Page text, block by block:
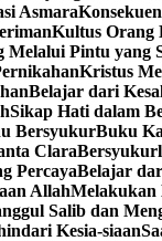
Asmara
Kultus Orang
Melalui Pintu yang
Kristus
Belajar dari
Sikap Hati dalam
BersyukurBuku
Clara
PercayaBelajar
AllahMelakukan
Salib dan
Kesia-siaan